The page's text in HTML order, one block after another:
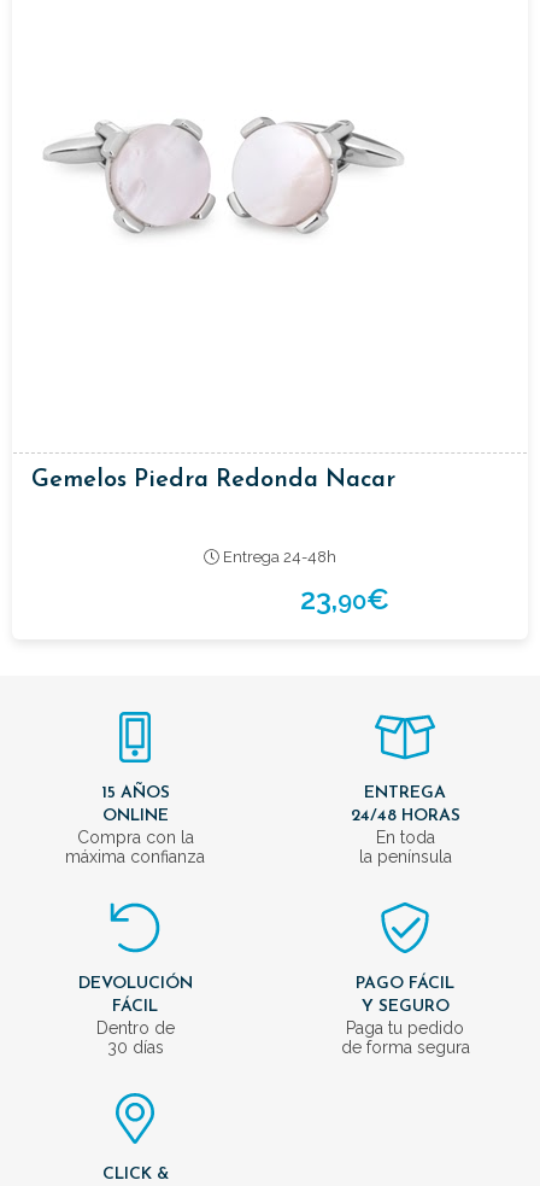
Gemelos Piedra Redonda Nacar
Entrega 24-48h
23,90€
15 AÑOS
ONLINE
Compra con la
máxima confianza
ENTREGA
24/48 HORAS
En toda
la península
DEVOLUCIÓN
FÁCIL
Dentro de
30 días
PAGO FÁCIL
Y SEGURO
Paga tu pedido
de forma segura
CLICK &